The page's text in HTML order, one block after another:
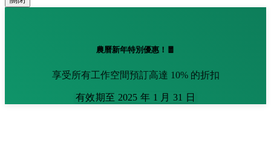
農曆新年特別優惠！🧧
享受所有工作空間預訂高達 10% 的折扣
有效期至 2025 年 1 月 31 日